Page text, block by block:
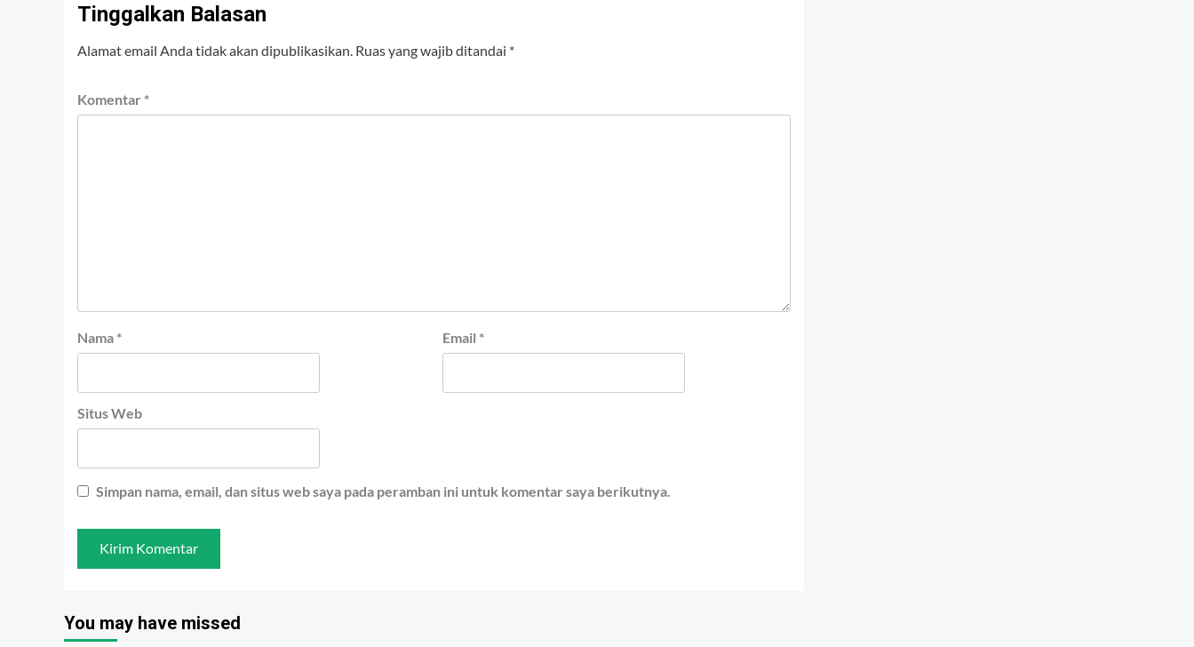
Tinggalkan Balasan
Alamat email Anda tidak akan dipublikasikan. Ruas yang wajib ditandai *
Komentar *
Nama * Email *
Situs Web
Simpan nama, email, dan situs web saya pada peramban ini untuk komentar saya berikutnya.
You may have missed